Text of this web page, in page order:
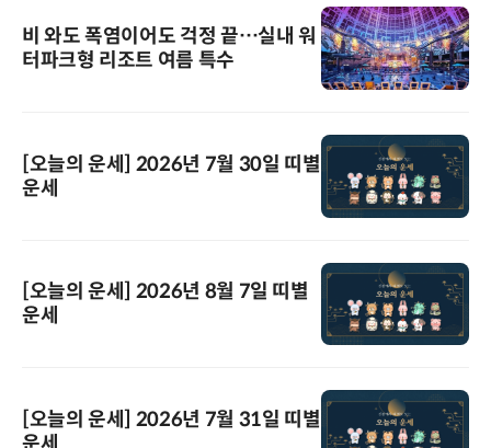
비 와도 폭염이어도 걱정 끝…실내 워
터파크형 리조트 여름 특수
[오늘의 운세] 2026년 7월 30일 띠별
운세
[오늘의 운세] 2026년 8월 7일 띠별
운세
[오늘의 운세] 2026년 7월 31일 띠별